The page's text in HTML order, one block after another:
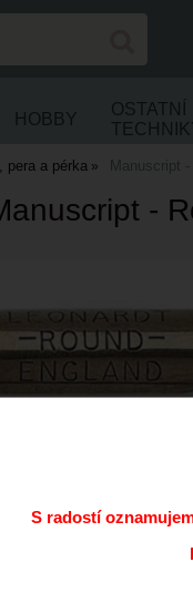
HOBBY
OSTATNÍ
pera a pérka Manuscript
-
S radostí